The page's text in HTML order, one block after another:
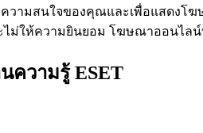
วามสนใจของคุณและเพื่อแสดงโ
ม่ให้ความยินยอม โฆษณาออนไ
ความรู้ ESET